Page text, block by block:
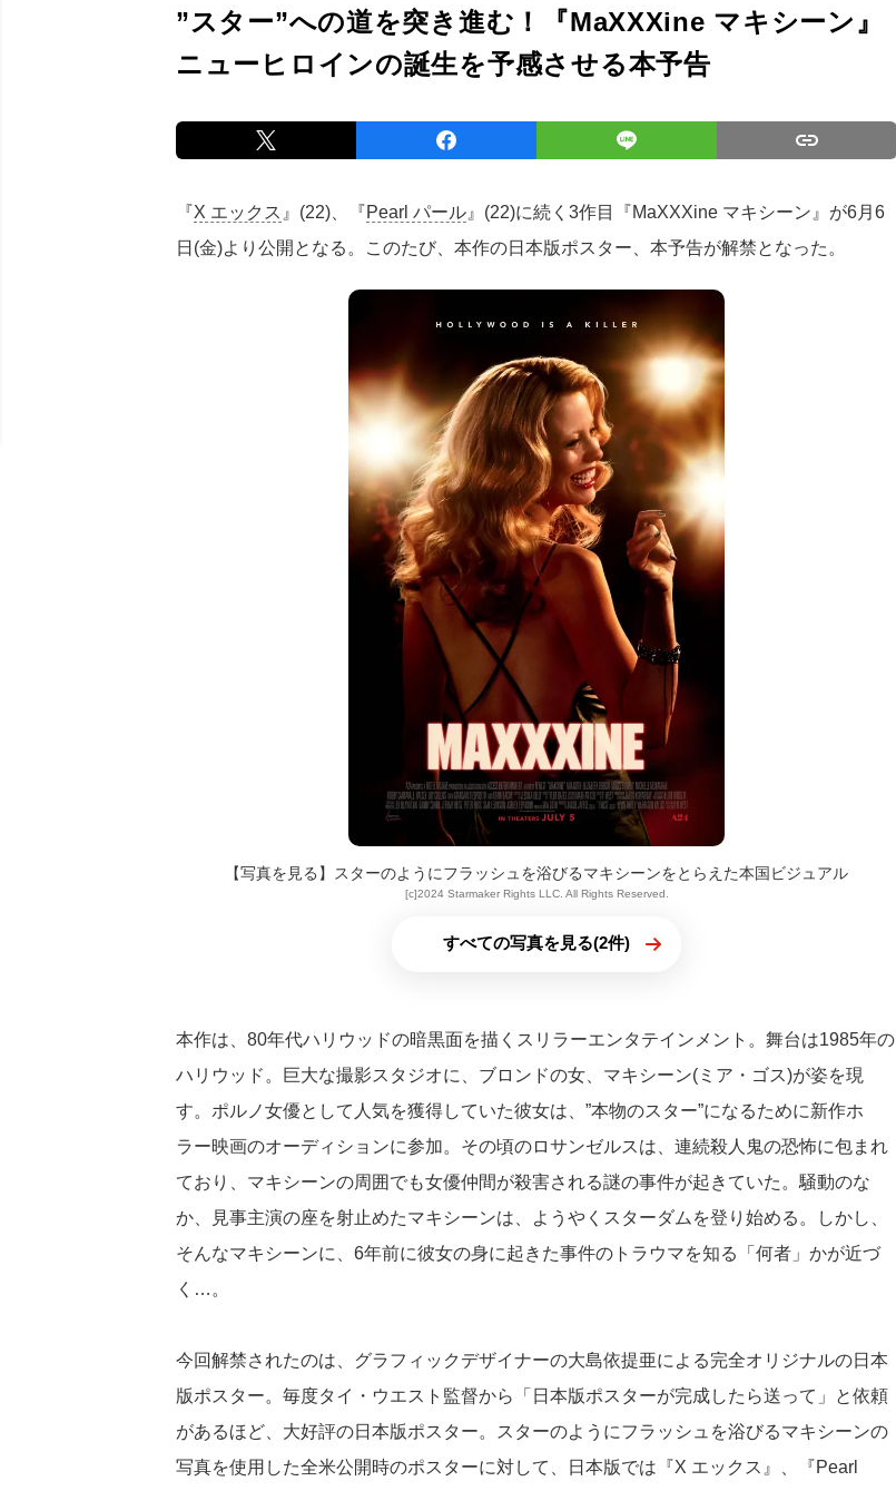
”スター”への道を突き進む！『MaXXXine マキシーン』
ニューヒロインの誕生を予感させる本予告
『X エックス 』(22)、『Pearl パール 』(22)に続く3作目『MaXXXine マキシーン』が6月6
日(金)より公開となる。このたび、本作の日本版ポスター、本予告が解禁となった。
【写真を見る】スターのようにフラッシュを浴びるマキシーンをとらえた本国ビジュアル
[c]2024 Starmaker Rights LLC. All Rights Reserved.
すべての写真を見る(2件)
本作は、80年代ハリウッドの暗黒面を描くスリラーエンタテインメント。舞台は1985年の
ハリウッド。巨大な撮影スタジオに、ブロンドの女、マキシーン(ミア・ゴス)が姿を現
す。ポルノ女優として人気を獲得していた彼女は、”本物のスター”になるために新作ホ
ラー映画のオーディションに参加。その頃のロサンゼルスは、連続殺人鬼の恐怖に包まれ
ており、マキシーンの周囲でも女優仲間が殺害される謎の事件が起きていた。騒動のな
か、見事主演の座を射止めたマキシーンは、ようやくスターダムを登り始める。しかし、
そんなマキシーンに、6年前に彼女の身に起きた事件のトラウマを知る「何者」かが近づ
く…。
今回解禁されたのは、グラフィックデザイナーの大島依提亜による完全オリジナルの日本
版ポスター。毎度タイ・ウエスト監督から「日本版ポスターが完成したら送って」と依頼
があるほど、大好評の日本版ポスター。スターのようにフラッシュを浴びるマキシーンの
写真を使用した全米公開時のポスターに対して、日本版では『X エックス』、『Pearl